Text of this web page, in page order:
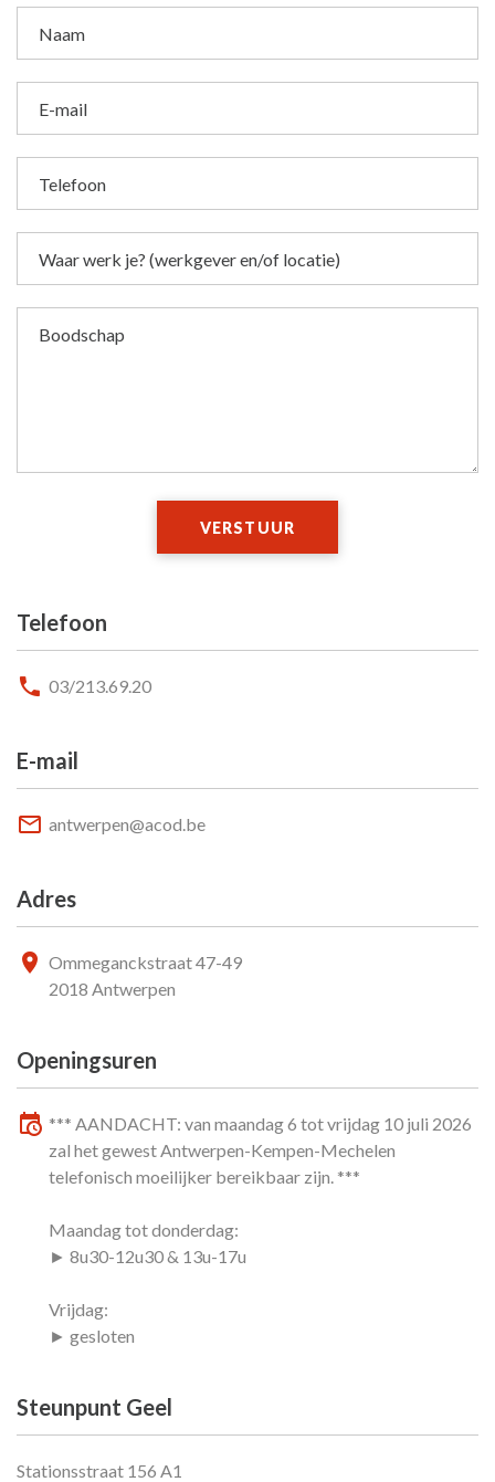
Naam
E-mail
Telefoon
Waar werk je? (werkgever en/of locatie)
Boodschap
VERSTUUR
Telefoon
03/213.69.20
E-mail
antwerpen@acod.be
Adres
Ommeganckstraat 47-49
2018 Antwerpen
Openingsuren
*** AANDACHT: van maandag 6 tot vrijdag 10 juli 2026
zal het gewest Antwerpen-Kempen-Mechelen
telefonisch moeilijker bereikbaar zijn. ***
Maandag tot donderdag:
► 8u30-12u30 & 13u-17u
Vrijdag:
► gesloten
Steunpunt Geel
Stationsstraat 156 A1